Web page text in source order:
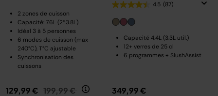
2 zones de cuisson
Capacité: 7.6L (2*3.8L)
Idéal 3 à 5 personnes
6 modes de cuisson (max
240°C), T°C ajustable
Synchronisation des
cuissons
129,99 € Prix réduit de
199,99 € au
4.5 (87)
Capacité 4.4L (3.3L util.)
12+ verres de 25 cl
6 programmes + SlushAssist
349,99 €